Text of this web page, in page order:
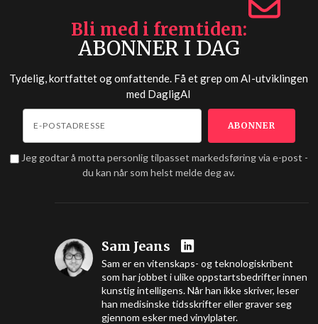
Bli med i fremtiden
ABONNER I DAG
Tydelig, kortfattet og omfattende. Få et grep om AI-utviklingen
med DagligAI
Jeg godtar å motta personlig tilpasset markedsføring via e-post -
du kan når som helst melde deg av.
Sam Jeans
Sam er en vitenskaps- og teknologiskribent
som har jobbet i ulike oppstartsbedrifter innen
kunstig intelligens. Når han ikke skriver, leser
han medisinske tidsskrifter eller graver seg
gjennom esker med vinylplater.